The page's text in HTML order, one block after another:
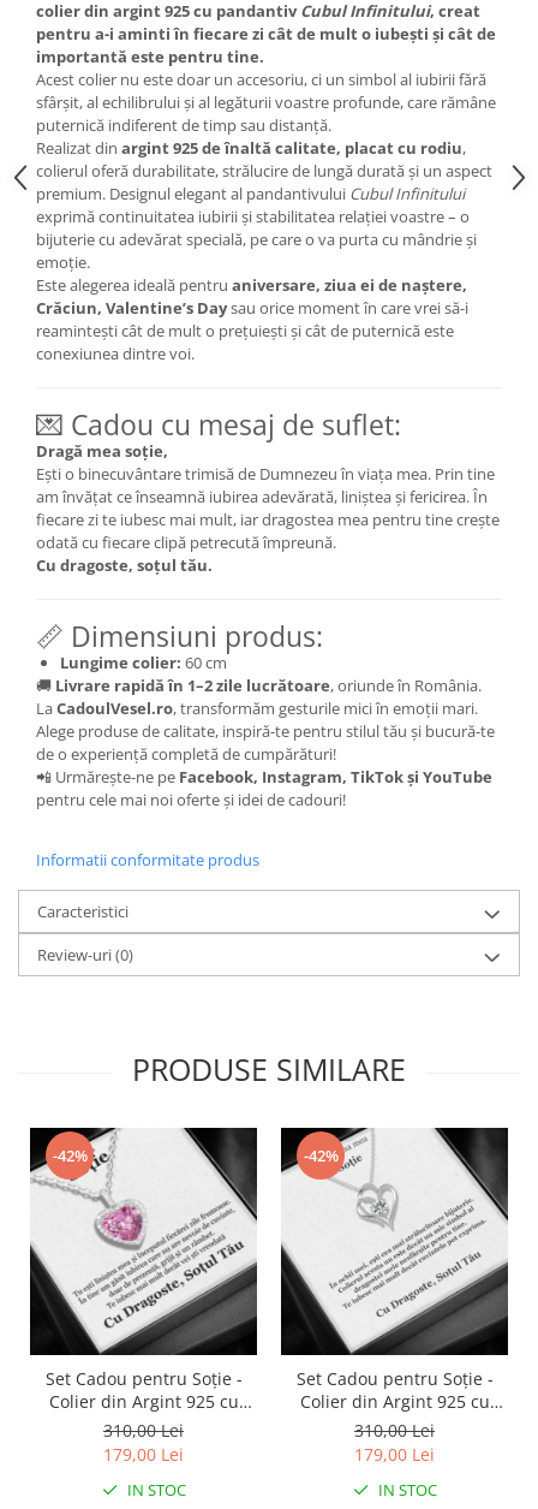
colier din argint 925 cu pandantivCubul Infinitului, creat
pentru a-i aminti în fiecare zi cât de mult o iubești și cât de
importantă este pentru tine.
Acest colier nu este doar un accesoriu, ci un simbol al iubirii fără
sfârșit, al echilibrului și al legăturii voastre profunde, care rămâne
puternică indiferent de timp sau distanță.
Realizat din argint 925 de înaltă calitate, placat cu rodiu,
colierul oferă durabilitate, strălucire de lungă durată și un aspect
premium. Designul elegant al pandantivului Cubul Infinitului
exprimă continuitatea iubirii și stabilitatea relației voastre – o
bijuterie cu adevărat specială, pe care o va purta cu mândrie și
emoție.
Este alegerea ideală pentru aniversare, ziua ei de naștere,
Crăciun, Valentine’s Daysau orice moment în care vrei să-i
reamintești cât de mult o prețuiești și cât de puternică este
conexiunea dintre voi.
💌 Cadou cu mesaj de suflet:
Dragă mea soție,
Ești o binecuvântare trimisă de Dumnezeu în viața mea. Prin tine
am învățat ce înseamnă iubirea adevărată, liniștea și fericirea. În
fiecare zi te iubesc mai mult, iar dragostea mea pentru tine crește
odată cu fiecare clipă petrecută împreună.
Cu dragoste, soțul tău.
📏 Dimensiuni produs:
Lungime colier: 60 cm
🚚 Livrare rapidă în 1–2 zile lucrătoare, oriunde în România.
LaCadoulVesel.ro, transformăm gesturile mici în emoții mari.
Alege produse de calitate, inspiră-te pentru stilul tău și bucură-te
de o experiență completă de cumpărături!
📲 Urmărește-ne pe Facebook, Instagram, TikTok și YouTube
pentru cele mai noi oferte și idei de cadouri!
Informatii conformitate produs
Caracteristici
Review-uri(0)
PRODUSE SIMILARE
-42%
Set Cadou pentru Soție -
Colier din Argint 925 cu
Pandantiv Perla Roz, placat
cu rodiu, în Cutie Elegantă
cu Mesaj Emoționant
310,00 Lei
179,00 Lei
IN STOC
-42%
Set Cadou pentru Soție -
Colier din Argint 925 cu
Pandantiv Inima Eternă,
placat cu rodiu, în Cutie
Elegantă cu Mesaj
Personalizat
310,00 Lei
179,00 Lei
IN STOC